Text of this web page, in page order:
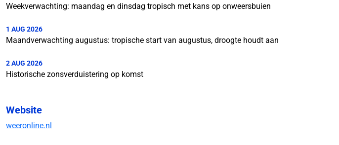
Weekverwachting: maandag en dinsdag tropisch met kans op onweersbuien
1 AUG 2026
Maandverwachting augustus: tropische start van augustus, droogte houdt aan
2 AUG 2026
Historische zonsverduistering op komst
Website
weeronline.nl